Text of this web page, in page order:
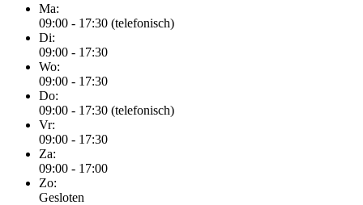
Ma:
09:00 - 17:30 (telefonisch)
Di:
09:00 - 17:30
Wo:
09:00 - 17:30
Do:
09:00 - 17:30 (telefonisch)
Vr:
09:00 - 17:30
Za:
09:00 - 17:00
Zo:
Gesloten